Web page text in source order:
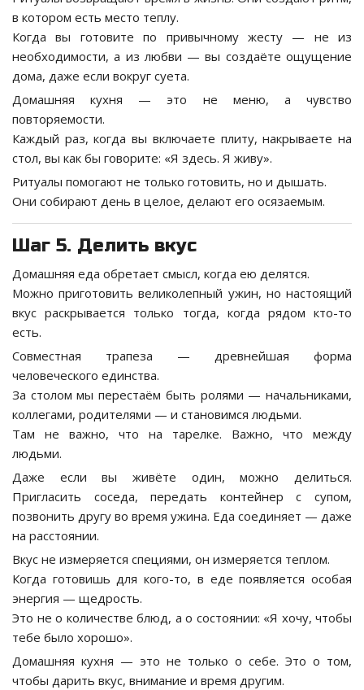
в котором есть место теплу.
Когда вы готовите по привычному жесту — не из
необходимости, а из любви — вы создаёте ощущение
дома, даже если вокруг суета.
Домашняя кухня — это не меню, а чувство
повторяемости.
Каждый раз, когда вы включаете плиту, накрываете на
стол, вы как бы говорите: «Я здесь. Я живу».
Ритуалы помогают не только готовить, но и дышать.
Они собирают день в целое, делают его осязаемым.
Шаг 5. Делить вкус
Домашняя еда обретает смысл, когда ею делятся.
Можно приготовить великолепный ужин, но настоящий
вкус раскрывается только тогда, когда рядом кто-то
есть.
Совместная трапеза — древнейшая форма
человеческого единства.
За столом мы перестаём быть ролями — начальниками,
коллегами, родителями — и становимся людьми.
Там не важно, что на тарелке. Важно, что между
людьми.
Даже если вы живёте один, можно делиться.
Пригласить соседа, передать контейнер с супом,
позвонить другу во время ужина. Еда соединяет — даже
на расстоянии.
Вкус не измеряется специями, он измеряется теплом.
Когда готовишь для кого-то, в еде появляется особая
энергия — щедрость.
Это не о количестве блюд, а о состоянии: «Я хочу, чтобы
тебе было хорошо».
Домашняя кухня — это не только о себе. Это о том,
чтобы дарить вкус, внимание и время другим.